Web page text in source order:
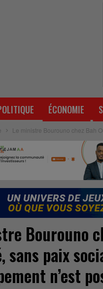
ÉCONOMIE
Le ministre Bourouno chez Bah
Bourouno
paix
n’est